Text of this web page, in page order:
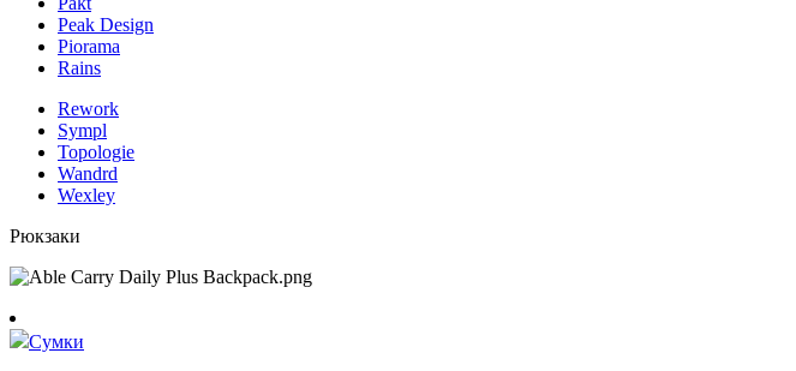
Peak Design
Piorama
Rains
Rework
Sympl
Topologie
Wandrd
Wexley
Рюкзаки
Сумки